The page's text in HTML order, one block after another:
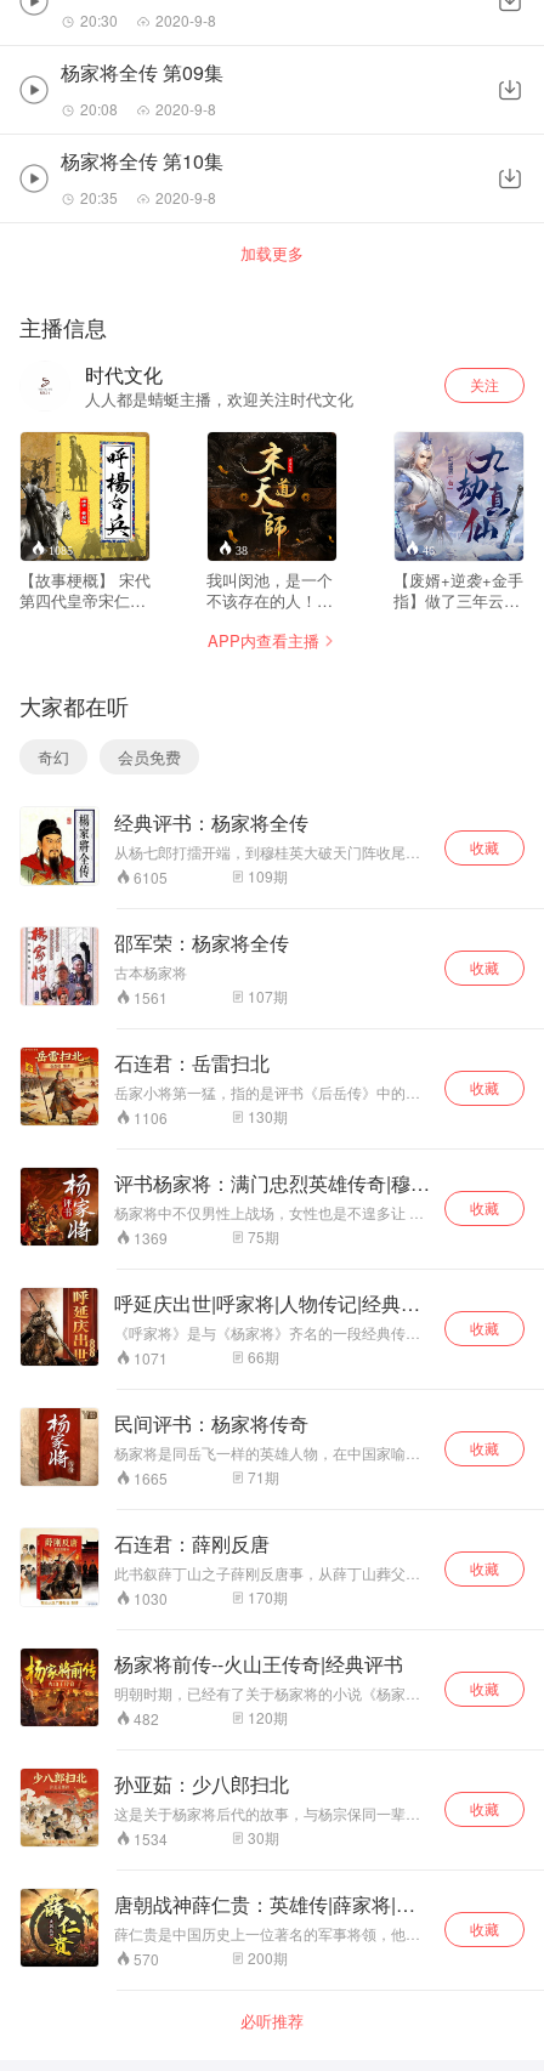
20:30 2020-9-8
杨家将全传 第09集
20:08 2020-9-8
杨家将全传 第10集
20:35 2020-9-8
加载更多
主播信息
时代文化
人人都是蜻蜓主播，欢迎关注时代文化
关注
1085
【故事梗概】 宋代
第四代皇帝宋仁宗
仁宗面前，狄青推
荐自己的大儿子大
太保狄龙出任大
帅，包拯大人出面
下擂台，向天下寻
找有才之人出任。
狄龙前往擂台途中
过杨家，大闹天波
杨府，打倒上下马
管，得罪杨家。杨
金花， 杨排风前往
校军场比武，由包
大人范大人作保打
败狄青，夺得帅
被狄青追赶，途遇
狄青二公子狄昭，
狄祥，杨金华枪挑
狄昭，后遭遇杨牌
怨。后几经发展，
穆桂英自领大元
帅，杨文广自领前
锋前往朱察关。后
病。狄青自领二路
元帅，前往朱察
关，与杨家作对，
后又盗反南唐。后
其子杨怀玉等投效
两军，“五虎将”震
京虎呼延云飞、玉
面虎杨怀玉、都兴
虎孟通江、卧虎焦
一起出征，终于战
胜南唐。 【作者/
演播简介】 裴冠
红，女，国家级非
物质文化遗产项目
传承人；多次获得
包括中国曲艺牡丹
奖新人奖等国家级
大奖；2006年，考
表演专业，主攻评
书。跟随著名评书
表演艺术家田连元
先生学习，深得真
留校任教至今，发
表了多篇高水平论
文，参与完成中国
文联及社科联重点
38
我叫闵池，是一个
不该存在的人！十
有名的风水师，罗
无生的境地。神秘
的昆仑山，失传已
久的秘术，放有太
师椅的封门村……
46
【废婿+逆袭+金手
指】做了三年云城
默无闻到三界至
尊，踩遍天下高
手，虐尽宇内神魔
APP内查看主播
大家都在听
奇幻 会员免费
经典评书：杨家将全传
从杨七郎打擂开端，到穆桂英大破天门阵收尾。
讲述智断潘杨案、兵困黄土坡、三请穆桂英、大
破鬼魂镇的传奇故事！
6105 109期
收藏
邵军荣：杨家将全传
古本杨家将
1561
107期
收藏
石连君：岳雷扫北
岳家小将第一猛，指的是评书《后岳传》中的一
位猛将，这位是岳家军猛将杨再兴之子，在《说
岳全传》后期最为勇猛。金国当时有三大强将，
寿，他一个人就斩杀两个，这等战绩岳家小将中
无人能比，所以书友评他为“岳雷扫北第一
将”、“岳家小将第一猛”。
1106 130期
收藏
评书杨家将：满门忠烈英雄传奇|穆桂
英挂帅
杨家将中不仅男性上战场，女性也是不遑多让 穆
桂英挂帅，百岁高龄的佘太君挂帅，让多少中华
儿女热血沸腾 在杨家将故事中，杨家将为抵抗辽
老令公血溅李陵碑后，杨家七子继承父志，义无
反顾地投身抗辽一线，差点满门牺牲。
1369 75期
收藏
呼延庆出世|呼家将|人物传记|经典评
书
《呼家将》是与《杨家将》齐名的一段经典传统
评书故事，呼延庆出世，是《呼家将》的前半部
分。 呼延家为大宋江山出生入死、呕心沥血，却
力战群贼，匡扶正义，寇准、包拯、高瑾等等精
采人物陆续登场，讲述了一段忠臣孝子人人敬，
奸贼佞党人人诛的传统演义。 主播胖蛇老师精彩
演绎呼延庆挂帅平西、平定西夏还朝为祖伸冤的
护国事迹，最终宋仁宗将奸臣庞文斩首以慰忠魂
10分钟聆听的故事。
1071 66期
收藏
民间评书：杨家将传奇
杨家将是同岳飞一样的英雄人物，在中国家喻户
晓。讲杨家将是北宋初年著名的军事家族，其保
家卫国故事在北宋中叶就已迅速流传于天下，故
1665 71期
收藏
石连君：薛刚反唐
此书叙薛丁山之子薛刚反唐事，从薛丁山葬父、
武则天入宫受宠、薛刚大闹花灯开始，叙至睿宗
即位、薛家一门团圆为止。情节相当于九十回本
比《征西说唐三传》详要。小说从讲史演进而
来，故事情节多半出于民间传说，然而书中虚构
的人物如薛丁山、樊梨花、陈金定、薛刚、薛金
莲等等男女英雄都已成为民间脍炙人口的艺术形
象。
1030 170期
收藏
杨家将前传--火山王传奇|经典评书
明朝时期，已经有了关于杨家将的小说《杨家将
演义》和《杨家府演义》，又随着后世的 传颂，
杨家将的故事越来越多，有着一套杨家将九代英
事，但是要说最传奇的人物，还是杨家第一代的
火山王杨衮。虽然知道杨衮的 人远远没有知道杨
继业、七郎八虎的人多，但他的故事才是最精彩
的，杨家的绝艺，杨家 的家风都是由他所传。
482 120期
收藏
孙亚茹：少八郎扫北
这是关于杨家将后代的故事，与杨宗保同一辈份
的兄弟八人聚会，有大郎的一个儿子，四郎的两
个，五郎收养的一个，六郎的两个，七郎的一
1534 30期
收藏
唐朝战神薛仁贵：英雄传|薛家将|评
书
薛仁贵是中国历史上一位著名的军事将领，他是
唐太宗和唐高宗时期的人物，被誉为“斗将军”，是
中国历史上最伟大的统帅之一。因英勇抗敌忠心
于李治的恩威并重，促使自身的才华可以获得充
570 200期
收藏
必听推荐